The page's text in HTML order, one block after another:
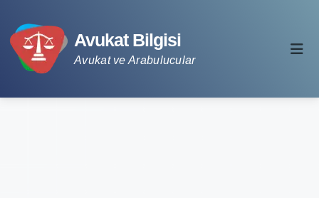
Avukat Bilgisi
Avukat ve Arabulucular